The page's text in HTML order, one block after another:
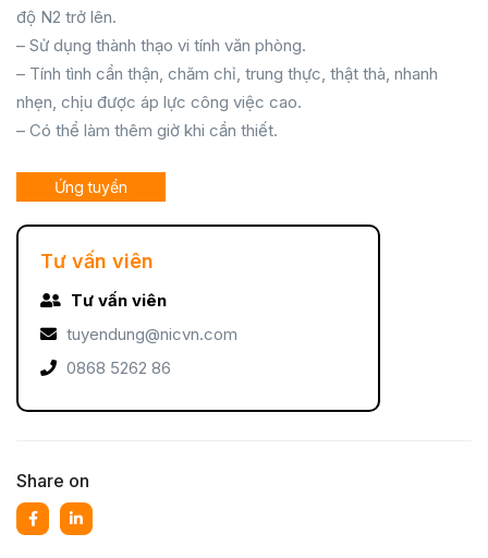
độ N2 trở lên.
– Sử dụng thành thạo vi tính văn phòng.
– Tính tình cẩn thận, chăm chỉ, trung thực, thật thà, nhanh
nhẹn, chịu được áp lực công việc cao.
– Có thể làm thêm giờ khi cần thiết.
Ứng tuyển
Tư vấn viên
Tư vấn viên
tuyendung@nicvn.com
0868 5262 86
Share on